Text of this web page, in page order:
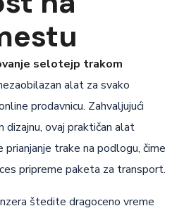
selotejp trakom
alat za svako
prodavnicu. Zahvaljujući
dizajnu, ovaj praktičan alat
trake na podlogu, čime
pripreme paketa za transport.
štedite dragoceno vreme